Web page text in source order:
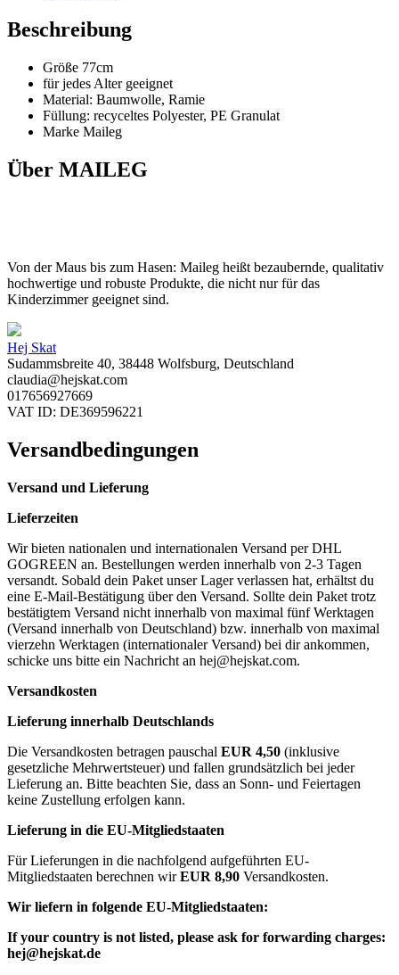
Beschreibung
Größe 77cm
für jedes Alter geeignet
Material: Baumwolle, Ramie
Füllung: recyceltes Polyester, PE Granulat
Marke Maileg
Über MAILEG
Von der Maus bis zum Hasen: Maileg heißt bezaubernde, qualitativ
hochwertige und robuste Produkte, die nicht nur für das
Kinderzimmer geeignet sind.
Hej Skat
Sudammsbreite 40, 38448 Wolfsburg, Deutschland
claudia@hejskat.com
017656927669
VAT ID: DE369596221
Versandbedingungen
Versand und Lieferung
Lieferzeiten
Wir bieten nationalen und internationalen Versand per DHL
GOGREEN an. Bestellungen werden innerhalb von 2-3 Tagen
versandt. Sobald dein Paket unser Lager verlassen hat, erhältst du
eine E-Mail-Bestätigung über den Versand. Sollte dein Paket trotz
bestätigtem Versand nicht innerhalb von maximal fünf Werktagen
(Versand innerhalb von Deutschland) bzw. innerhalb von maximal
vierzehn Werktagen (internationaler Versand) bei dir ankommen,
schicke uns bitte ein Nachricht an hej@hejskat.com.
Versandkosten
Lieferung innerhalb Deutschlands
Die Versandkosten betragen pauschal EUR 4,50 (inklusive
gesetzliche Mehrwertsteuer) und fallen grundsätzlich bei jeder
Lieferung an. Bitte beachten Sie, dass an Sonn- und Feiertagen
keine Zustellung erfolgen kann.
Lieferung in die EU-Mitgliedstaaten
Für Lieferungen in die nachfolgend aufgeführten EU-
Mitgliedstaaten berechnen wirEUR 8,90 Versandkosten.
Wir liefern in folgende EU-Mitgliedstaaten:
If your country is not listed, please ask for forwarding charges:
hej@hejskat.de